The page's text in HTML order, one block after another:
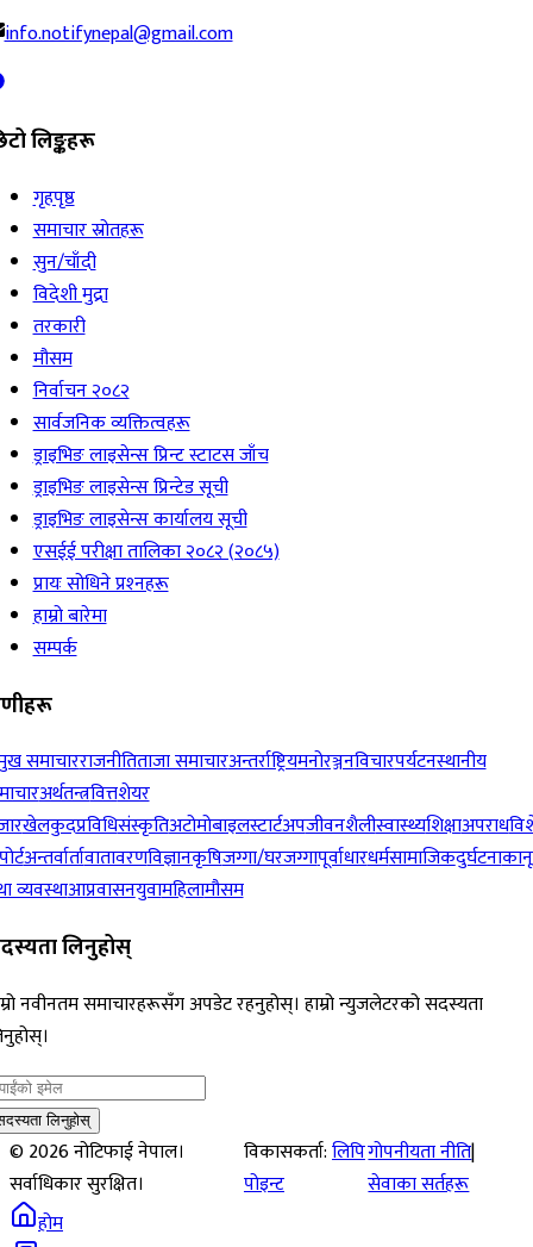
info.notifynepal@gmail.com
लिङ्कहरू
गृहपृष्ठ
समाचार स्रोतहरू
सुन/चाँदी
विदेशी मुद्रा
तरकारी
मौसम
निर्वाचन २०८२
सार्वजनिक व्यक्तित्वहरू
ड्राइभिङ लाइसेन्स प्रिन्ट स्टाटस जाँच
ड्राइभिङ लाइसेन्स प्रिन्टेड सूची
ड्राइभिङ लाइसेन्स कार्यालय सूची
एसईई परीक्षा तालिका २०८२ (२०८५)
प्रायः सोधिने प्रश्‍नहरू
हाम्रो बारेमा
सम्पर्क
समाचारराजनीतिताजा समाचारअन्तर्राष्ट्रियमनोरञ्जनविचारपर्यटनस्थानीय
अर्थतन्त्रवित्तशेयर
खेलकुदप्रविधिसंस्कृतिअटोमोबाइलस्टार्टअपजीवनशैलीस्वास्थ्यशिक्षाअपराध
अन्तर्वार्तावातावरणविज्ञानकृषिजग्गा/घरजग्गापूर्वाधारधर्मसामाजिकदुर्घटना
व्यवस्थाआप्रवासनयुवामहिलामौसम
लिनुहोस्
नवीनतम समाचारहरूसँग अपडेट रहनुहोस्। हाम्रो न्युजलेटरको सदस्यता
लिनुहोस्
©2026नोटिफाई नेपाल।
सर्वाधिकार सुरक्षित।
विकासकर्ता:लिपि
पोइन्ट
गोपनीयता नीति|
सेवाका सर्तहरू
होम